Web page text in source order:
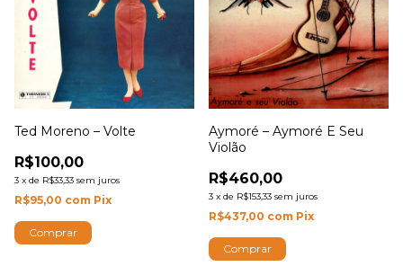
Ted Moreno – Volte
R$100,00
3 x de R$33,33 sem juros
R$95,00 com Pix
Aymoré – Aymoré E Seu
Violão
R$460,00
3 x de R$153,33 sem juros
R$437,00 com Pix